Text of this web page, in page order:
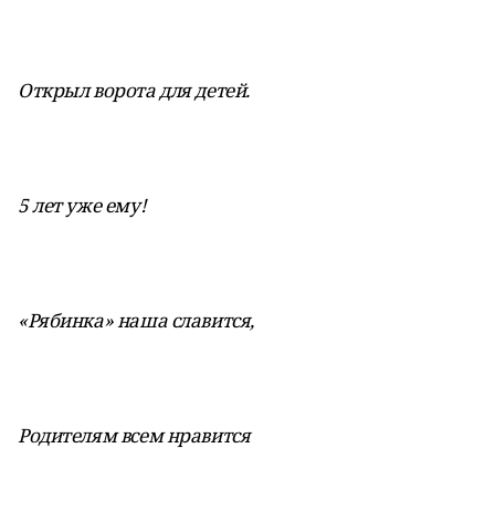
Открыл ворота для детей.
5 лет уже ему!
«Рябинка» наша славится,
Родителям всем нравится